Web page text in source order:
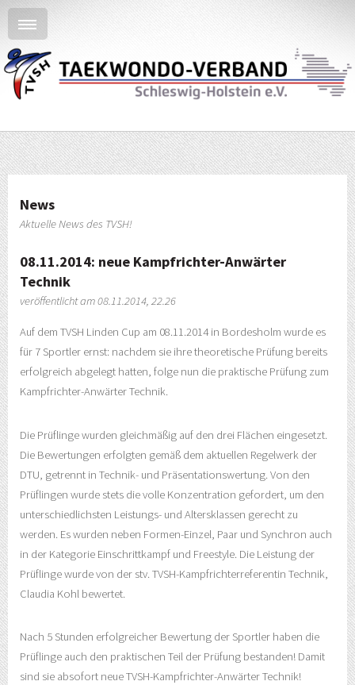
News
Aktuelle News des TVSH!
08.11.2014: neue Kampfrichter-Anwärter
Technik
veröffentlicht am 08.11.2014, 22.26
Auf dem TVSH Linden Cup am 08.11.2014 in Bordesholm wurde es
für 7 Sportler ernst: nachdem sie ihre theoretische Prüfung bereits
erfolgreich abgelegt hatten, folge nun die praktische Prüfung zum
Kampfrichter-Anwärter Technik.
Die Prüflinge wurden gleichmäßig auf den drei Flächen eingesetzt.
Die Bewertungen erfolgten gemäß dem aktuellen Regelwerk der
DTU, getrennt in Technik- und Präsentationswertung. Von den
Prüflingen wurde stets die volle Konzentration gefordert, um den
unterschiedlichsten Leistungs- und Altersklassen gerecht zu
werden. Es wurden neben Formen-Einzel, Paar und Synchron auch
in der Kategorie Einschrittkampf und Freestyle. Die Leistung der
Prüflinge wurde von der stv. TVSH-Kampfrichterreferentin Technik,
Claudia Kohl bewertet.
Nach 5 Stunden erfolgreicher Bewertung der Sportler haben die
Prüflinge auch den praktischen Teil der Prüfung bestanden! Damit
sind sie absofort neue TVSH-Kampfrichter-Anwärter Technik!